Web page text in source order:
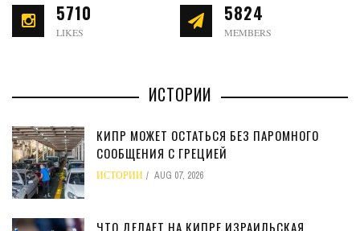
5710
LIKES
5824
MEMBERS
ИСТОРИИ
КИПР МОЖЕТ ОСТАТЬСЯ БЕЗ ПАРОМНОГО
СООБЩЕНИЯ С ГРЕЦИЕЙ
ИСТОРИИ AUG 07, 2026
ЧТО ДЕЛАЕТ НА КИПРЕ ИЗРАИЛЬСКАЯ